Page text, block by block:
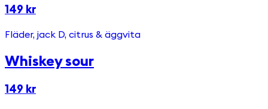
149 kr
Fläder, jack D, citrus & äggvita
Whiskey sour
149 kr